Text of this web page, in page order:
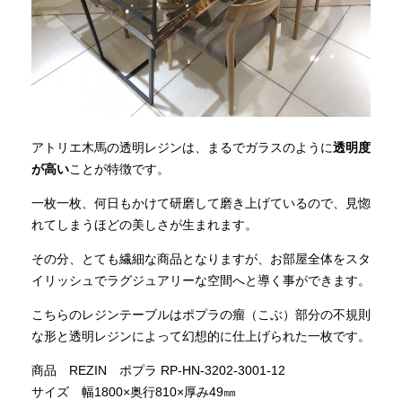
アトリエ木馬の透明レジンは、まるでガラスのように透明度
が高いことが特徴です。
一枚一枚、何日もかけて研磨して磨き上げているので、見惚
れてしまうほどの美しさが生まれます。
その分、とても繊細な商品となりますが、お部屋全体をスタ
イリッシュでラグジュアリーな空間へと導く事ができます。
こちらのレジンテーブルはポプラの瘤（こぶ）部分の不規則
な形と透明レジンによって幻想的に仕上げられた一枚です。
商品 REZIN ポプラ RP-HN-3202-3001-12
サイズ 幅1800×奥行810×厚み49㎜